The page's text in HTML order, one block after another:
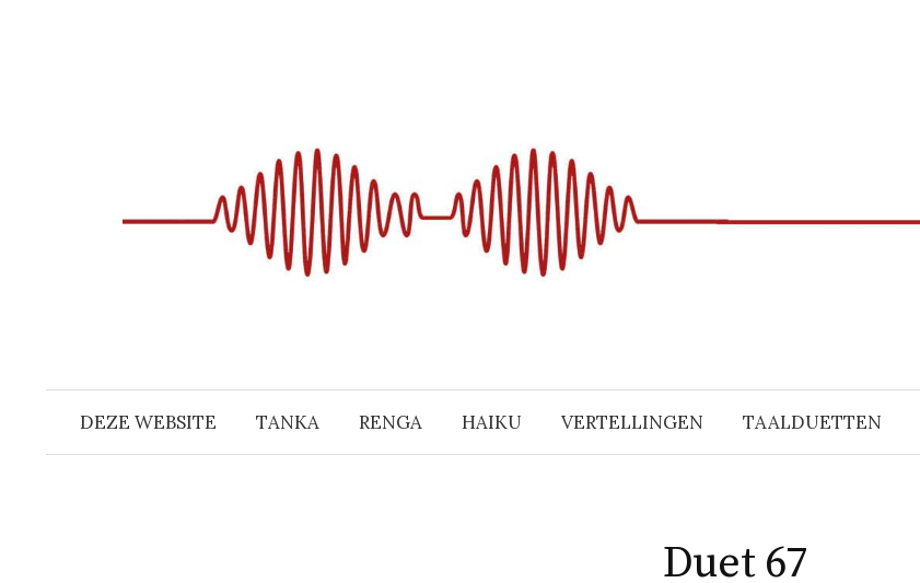
DEZE WEBSITE TANKA RENGA HAIKU VERTELLINGEN TAALDUETTEN
Duet 67